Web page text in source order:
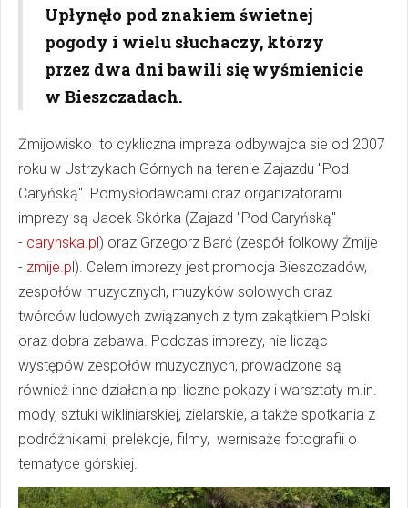
Upłynęło pod znakiem świetnej
pogody i wielu słuchaczy, którzy
przez dwa dni bawili się wyśmienicie
w Bieszczadach.
Żmijowisko to cykliczna impreza odbywajca sie od 2007
roku w Ustrzykach Górnych na terenie Zajazdu "Pod
Caryńską". Pomysłodawcami oraz organizatorami
imprezy są Jacek Skórka (Zajazd "Pod Caryńską"
- carynska.pl) oraz Grzegorz Barć (zespół folkowy Żmije
- zmije.pl). Celem imprezy jest promocja Bieszczadów,
zespołów muzycznych, muzyków solowych oraz
twórców ludowych związanych z tym zakątkiem Polski
oraz dobra zabawa. Podczas imprezy, nie licząc
występów zespołów muzycznych, prowadzone są
również inne działania np: liczne pokazy i warsztaty m.in.
mody, sztuki wikliniarskiej, zielarskie, a także spotkania z
podróżnikami, prelekcje, filmy, wernisaże fotografii o
tematyce górskiej.